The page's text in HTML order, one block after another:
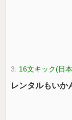
3: 16文キック(日
レンタルもいか